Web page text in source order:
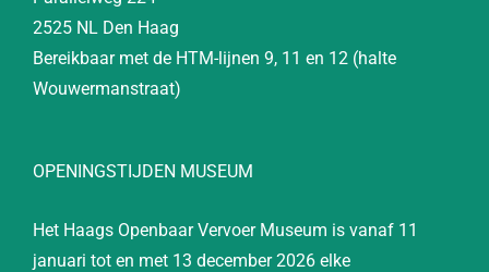
2525 NL Den Haag
Bereikbaar met de HTM-lijnen 9, 11 en 12 (halte
Wouwermanstraat)
OPENINGSTIJDEN MUSEUM
Het Haags Openbaar Vervoer Museum is vanaf 11
januari tot en met 13 december 2026 elke